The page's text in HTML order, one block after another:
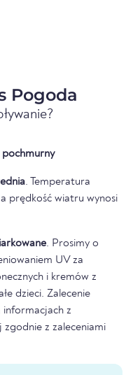
Pogoda
pochmurny
. Temperatura
prędkość wiatru wynosi
. Prosimy o
UV za
i kremów z
dzieci. Zalecenie
z
zgodnie z zaleceniami